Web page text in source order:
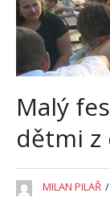
Malý
dětmi z
MILAN PILAŘ /